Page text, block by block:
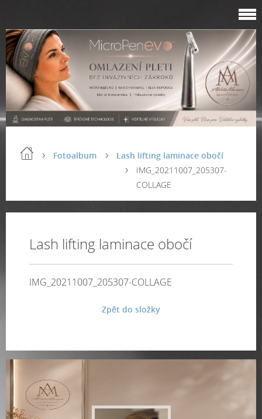
Fotoalbum
Lash lifting laminace obočí
IMG_20211007_205307-
COLLAGE
Lash lifting laminace obočí
IMG_20211007_205307-COLLAGE
Zpět do složky